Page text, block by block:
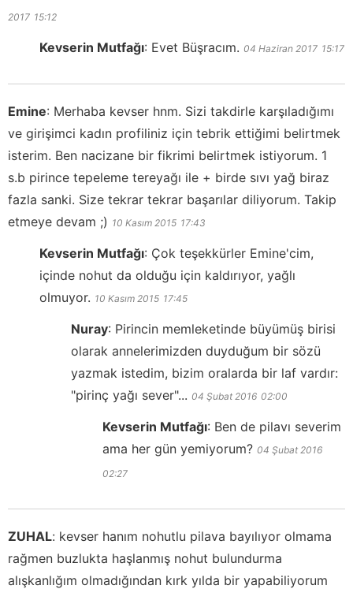
2017 15:12
Kevserin Mutfağı: Evet Büşracım. 04 Haziran 2017 15:17
Emine: Merhaba kevser hnm. Sizi takdirle karşıladığımı
ve girişimci kadın profiliniz için tebrik ettiğimi belirtmek
isterim. Ben nacizane bir fikrimi belirtmek istiyorum. 1
s.b pirince tepeleme tereyağı ile + birde sıvı yağ biraz
fazla sanki. Size tekrar tekrar başarılar diliyorum. Takip
etmeye devam ;) 10 Kasım 2015 17:43
Kevserin Mutfağı: Çok teşekkürler Emine'cim,
içinde nohut da olduğu için kaldırıyor, yağlı
olmuyor. 10 Kasım 2015 17:45
Nuray: Pirincin memleketinde büyümüş birisi
olarak annelerimizden duyduğum bir sözü
yazmak istedim, bizim oralarda bir laf vardır:
"pirinç yağı sever"... 04 Şubat 2016 02:00
Kevserin Mutfağı: Ben de pilavı severim
ama her gün yemiyorum? 04 Şubat 2016
02:27
ZUHAL: kevser hanım nohutlu pilava bayılıyor olmama
rağmen buzlukta haşlanmış nohut bulundurma
alışkanlığım olmadığından kırk yılda bir yapabiliyorum